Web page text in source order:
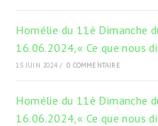
Homélie du 11è Dimanche
16.06.2024,« Ce que nous
15 JUIN 2024 / 0 COMMENTAIRE
Homélie du 11è Dimanche
16.06.2024,« Ce que nous